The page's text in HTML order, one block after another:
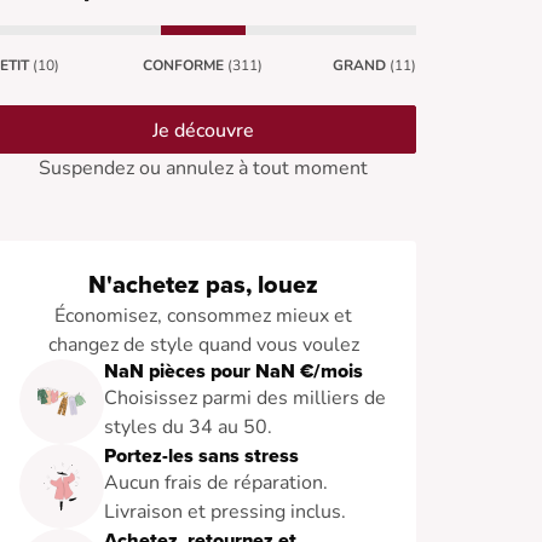
(10) CONFORME (311) GRAND (11)
Je découvre
Suspendez ou annulez à tout moment
N'achetez pas, louez
Économisez, consommez mieux et
changez de style quand vous voulez
NaN pièces pour NaN €/mois
Choisissez parmi des milliers de
styles du 34 au 50.
Portez-les sans stress
Aucun frais de réparation.
Livraison et pressing inclus.